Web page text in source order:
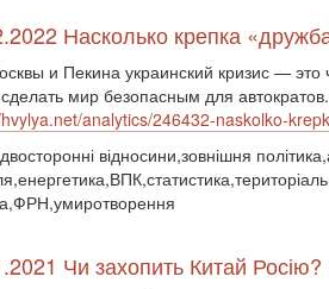
Насколько крепка
и Пекина украинский кризис — это
мир безопасным для
analytics/246432-naskolko-
відносини,зовнішня
Чи захопить Китай